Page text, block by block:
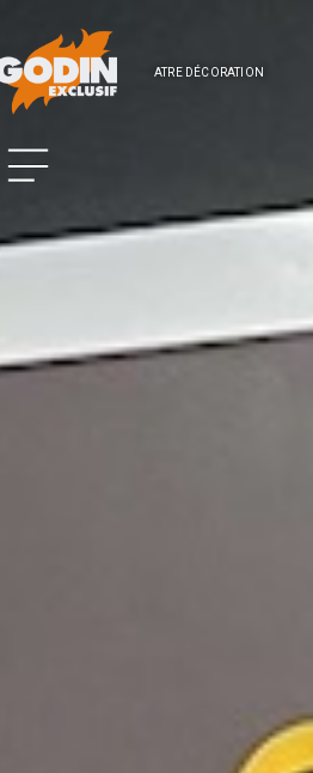
ATRE DÉCORATION